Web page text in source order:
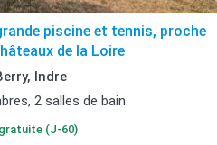
piscine et tennis, proche
de la Loire
Indre
2 salles de bain.
(J-60)